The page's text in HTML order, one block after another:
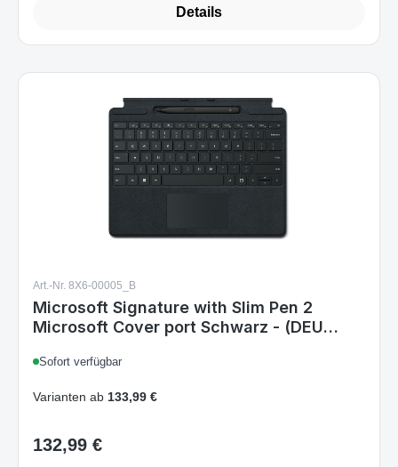
Details
Art.-Nr. 8X6-00005_B
Microsoft Signature with Slim Pen 2
Microsoft Cover port Schwarz - (DEU
Sofort verfügbar
Varianten ab 133,99 €
Regulärer Preis:
132,99 €